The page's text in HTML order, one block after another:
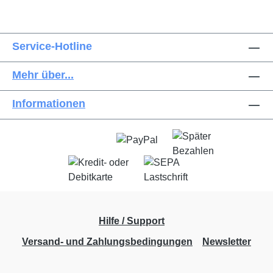
Service-Hotline
Mehr über...
Informationen
Hilfe / Support
Versand- und Zahlungsbedingungen
Newsletter